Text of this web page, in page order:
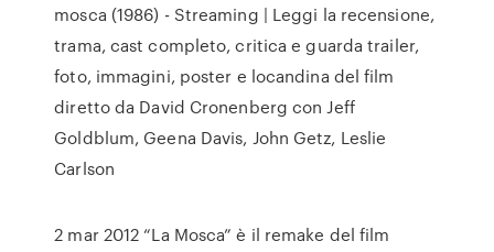
mosca (1986) - Streaming | Leggi la recensione,
trama, cast completo, critica e guarda trailer,
foto, immagini, poster e locandina del film
diretto da David Cronenberg con Jeff
Goldblum, Geena Davis, John Getz, Leslie
Carlson
2 mar 2012 “La Mosca” è il remake del film